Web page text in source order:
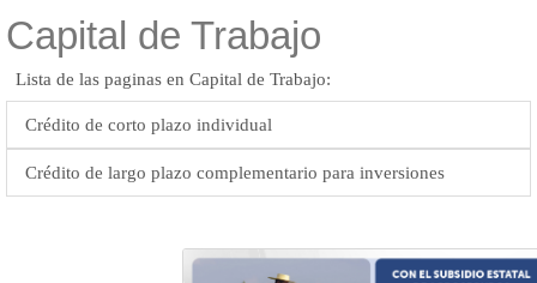
Capital de Trabajo
Lista de las paginas en Capital de Trabajo:
Crédito de corto plazo individual
Crédito de largo plazo complementario para inversiones